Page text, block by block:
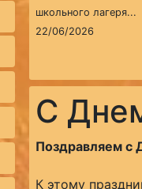
школьного лагеря...
22/06/2026
С
Поздравляем с
К этому